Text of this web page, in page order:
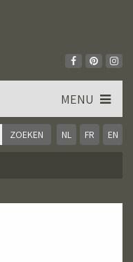
NL FR EN
MENU